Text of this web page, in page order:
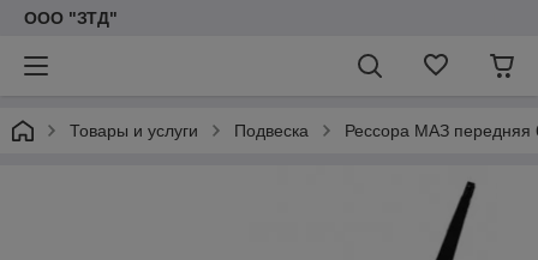
ООО "ЗТД"
Товары и услуги Подвеска Рессора МАЗ передняя